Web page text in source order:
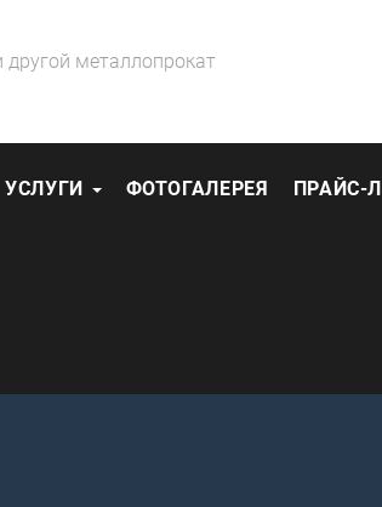
другой металлопрокат
УСЛУГИ ФОТОГАЛЕРЕЯ ПРАЙС-